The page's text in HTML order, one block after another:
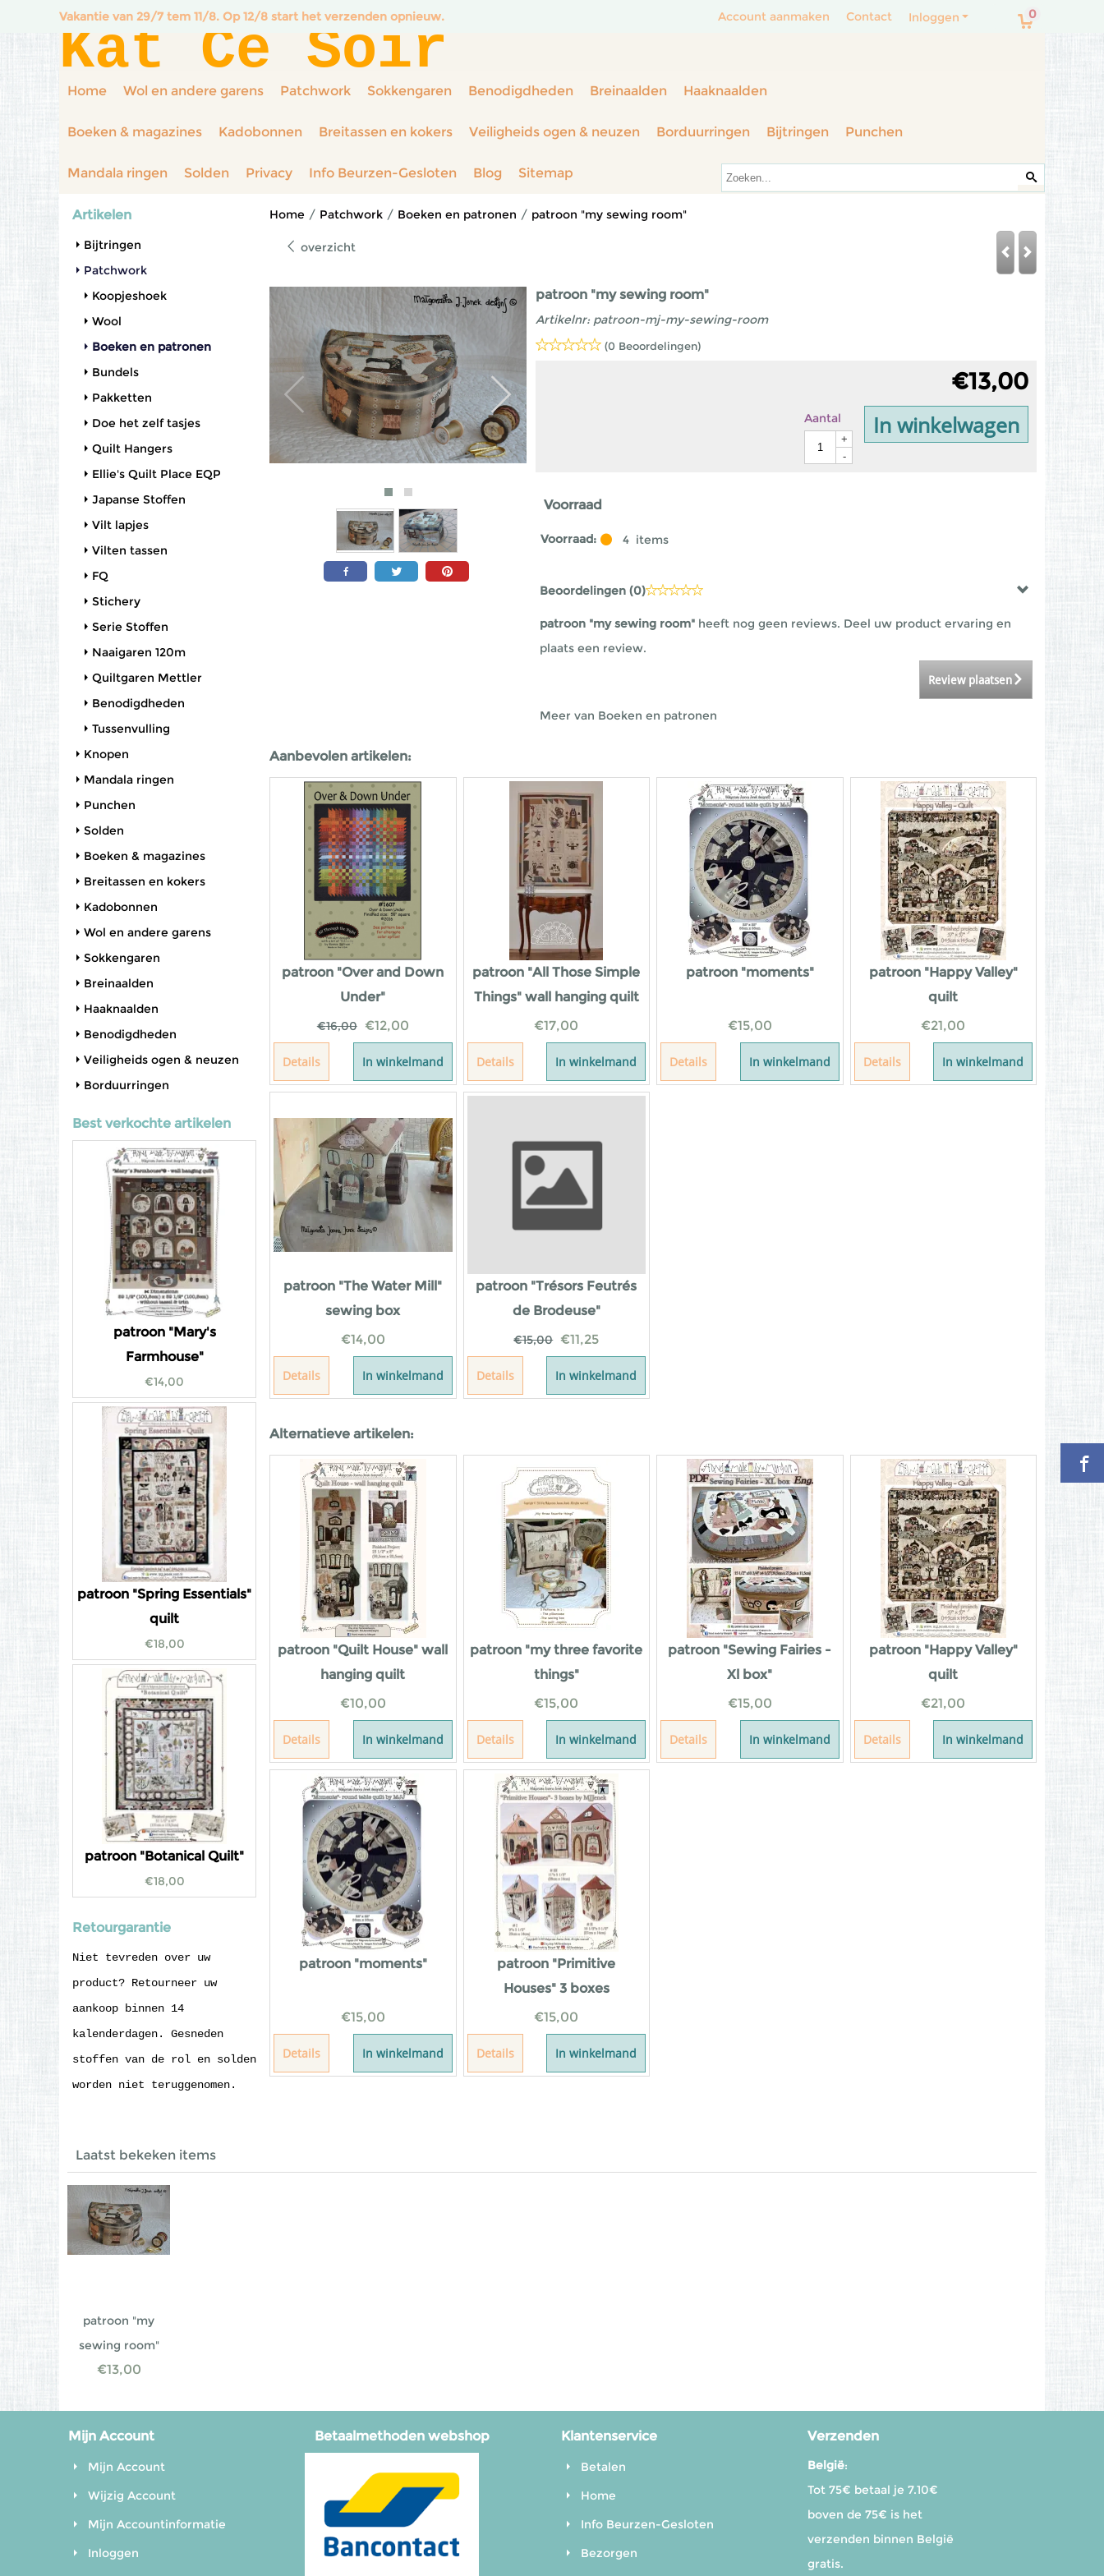
Vakantie van 29/7 tem 11/8. Op 12/8 start het verzenden opnieuw. 0
Inloggen
Account aanmaken Contact
Kat Ce Soir
Home Wol en andere garens Patchwork Sokkengaren Benodigdheden Breinaalden Haaknaalden
Boeken & magazines Kadobonnen Breitassen en kokers Veiligheids ogen & neuzen Borduurringen Bijtringen Punchen
Mandala ringen Solden Privacy Info Beurzen-Gesloten Blog Sitemap
Artikelen
Bijtringen
Patchwork
Koopjeshoek
Wool
Boeken en patronen
Bundels
Pakketten
Doe het zelf tasjes
Quilt Hangers
Ellie's Quilt Place EQP
Japanse Stoffen
Vilt lapjes
Vilten tassen
FQ
Stichery
Serie Stoffen
Naaigaren 120m
Quiltgaren Mettler
Benodigdheden
Tussenvulling
Knopen
Mandala ringen
Punchen
Solden
Boeken & magazines
Breitassen en kokers
Kadobonnen
Wol en andere garens
Sokkengaren
Breinaalden
Haaknaalden
Benodigdheden
Veiligheids ogen & neuzen
Borduurringen
Best verkochte artikelen
patroon "Mary's
Farmhouse"
€14,00
patroon "Spring Essentials"
quilt
€18,00
patroon "Botanical Quilt"
€18,00
Retourgarantie
Niet tevreden over uw
product? Retourneer uw
aankoop binnen 14
kalenderdagen. Gesneden
stoffen van de rol en solden
worden niet teruggenomen.
Home / Patchwork / Boeken en patronen / patroon "my sewing room"
overzicht
patroon "my sewing room"
Artikelnr: patroon-mj-my-sewing-room
(0 Beoordelingen)
€13,00
Aantal
+
-
In winkelwagen
Voorraad
Voorraad: 4 items
Beoordelingen (0)
patroon "my sewing room" heeft nog geen reviews. Deel uw product ervaring en
plaats een review.
Review plaatsen
Meer van Boeken en patronen
Aanbevolen artikelen:
patroon "Over and Down
Under"
€16,00 €12,00
Details In winkelmand
patroon "All Those Simple
Things" wall hanging quilt
€17,00
Details In winkelmand
patroon "moments"
€15,00
Details In winkelmand
patroon "Happy Valley"
quilt
€21,00
Details In winkelmand
patroon "The Water Mill"
sewing box
€14,00
Details In winkelmand
patroon "Trésors Feutrés
de Brodeuse"
€15,00 €11,25
Details In winkelmand
Alternatieve artikelen:
patroon "Quilt House" wall
hanging quilt
€10,00
Details In winkelmand
patroon "my three favorite
things"
€15,00
Details In winkelmand
patroon "Sewing Fairies -
Xl box"
€15,00
Details In winkelmand
patroon "Happy Valley"
quilt
€21,00
Details In winkelmand
patroon "moments"
€15,00
Details In winkelmand
patroon "Primitive
Houses" 3 boxes
€15,00
Details In winkelmand
Laatst bekeken items
patroon "my
sewing room"
€13,00
Mijn Account
Mijn Account
Wijzig Account
Mijn Accountinformatie
Inloggen
Betaalmethoden webshop Klantenservice
Betalen
Home
Info Beurzen-Gesloten
Bezorgen
Verzenden
België:
Tot 75€ betaal je 7.10€
boven de 75€ is het
verzenden binnen België
gratis.